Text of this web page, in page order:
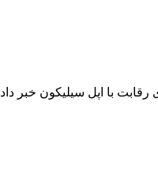
با اپل سیلیکون خبر داد